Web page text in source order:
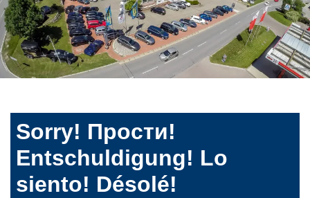
Sorry! Прости!
Entschuldigung! Lo
siento! Désolé!